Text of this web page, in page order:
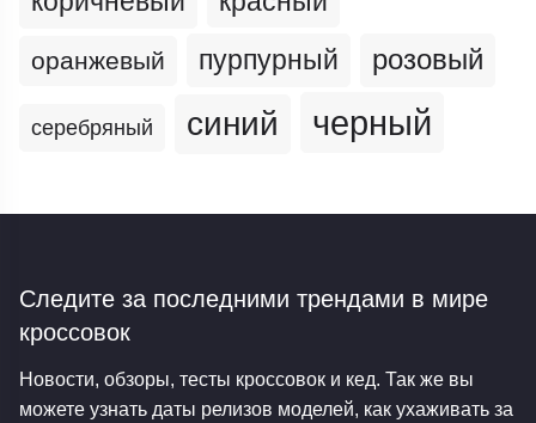
оранжевый пурпурный розовый
серебряный синий черный
Следите за последними трендами в мире
кроссовок
Новости, обзоры, тесты кроссовок и кед. Так же вы
можете узнать даты релизов моделей, как ухаживать за